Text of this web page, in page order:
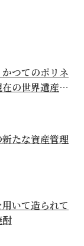
つてのポリネ
の世界遺産か
新たな資産管理
いて造られて
酎